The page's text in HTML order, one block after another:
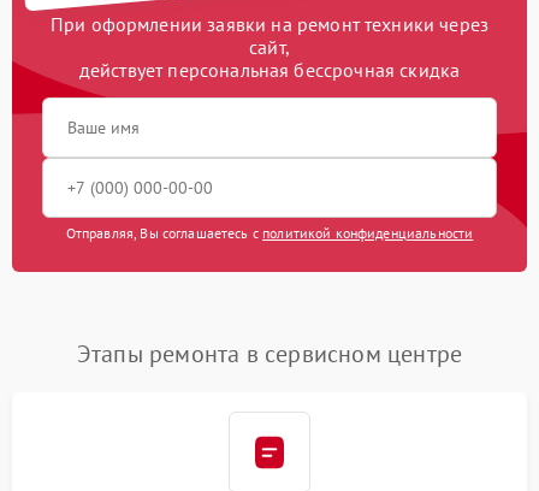
При оформлении заявки на ремонт техники через
сайт,
действует персональная бессрочная скидка
Отправляя, Вы соглашаетесь с политикой конфиденциальности
Этапы ремонта в сервисном центре